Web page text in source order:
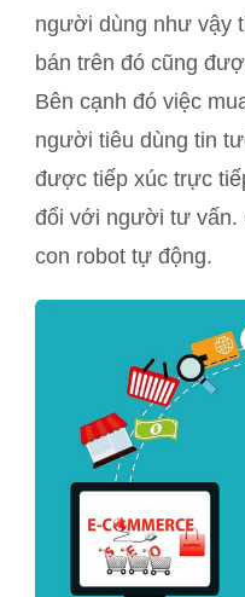
người dùng như vậy
bán trên đó cũng
Bên cạnh đó việc
người tiêu dùng tin
được tiếp xúc trực
đổi với người tư vấn.
con robot tự động.